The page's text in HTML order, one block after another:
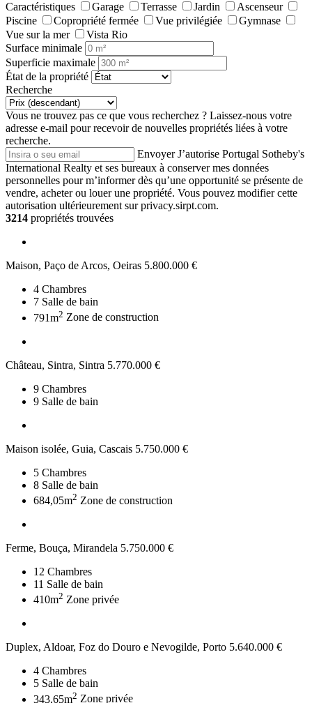
Caractéristiques
Garage Terrasse Jardin
Ascenseur
Piscine
Copropriété fermée Vue privilégiée
Gymnase
Vue sur la mer
Vista Rio
Surface minimale
Superficie maximale
État de la propriété
Recherche
Vous ne trouvez pas ce que vous recherchez ? Laissez-nous votre
adresse e-mail pour recevoir de nouvelles propriétés liées à votre
recherche.
Envoyer J’autorise Portugal Sotheby's
International Realty et ses bureaux à conserver mes données
personnelles pour m’informer dès qu’une opportunité se présente de
vendre, acheter ou louer une propriété. Vous pouvez modifier cette
autorisation ultérieurement sur privacy.sirpt.com.
3214 propriétés trouvées
Maison, Paço de Arcos, Oeiras 5.800.000 €
4 Chambres
7 Salle de bain
791m2 Zone de construction
Château, Sintra, Sintra 5.770.000 €
9 Chambres
9 Salle de bain
Maison isolée, Guia, Cascais 5.750.000 €
5 Chambres
8 Salle de bain
684,05m2 Zone de construction
Ferme, Bouça, Mirandela 5.750.000 €
12 Chambres
11 Salle de bain
410m2 Zone privée
Duplex, Aldoar, Foz do Douro e Nevogilde, Porto 5.640.000 €
4 Chambres
5 Salle de bain
343,65m2 Zone privée